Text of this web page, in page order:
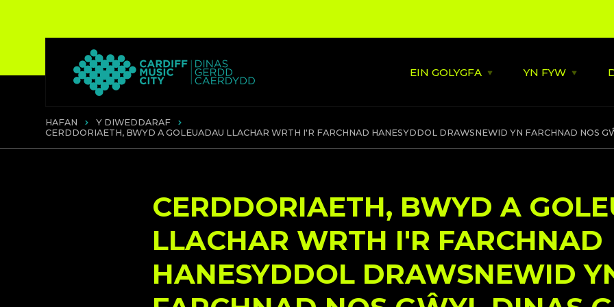
EIN GOLYGFA Open
Y Diweddaraf
Trac Sain y Ddinas
Strategaeth Gerdd
YN FYW Open
Haf o
Gwlad
Chi
HAFAN
Y DIWEDDARAF
CERDDORIAETH, BWYD A GOLEUADAU LLACHAR WRTH I'R FARCHNAD HANESYDDOL DRAWSNEWID YN FARCHNAD NOS
CERDDORIAETH, BWYD A
LLACHAR WRTH I'R FARCHNAD
HANESYDDOL DRAWSNEWID